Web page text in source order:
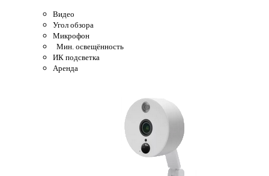
Видео
Угол обзора
Микрофон
Мин. освещённость
ИК подсветка
Аренда